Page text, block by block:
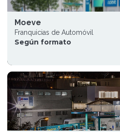
Moeve
Franquicias de Automóvil
Según formato